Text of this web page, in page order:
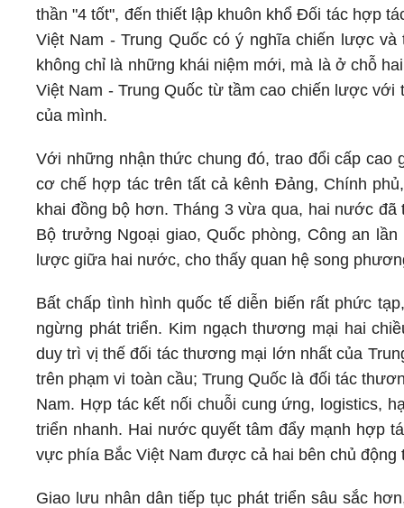
thần "4 tốt", đến thiết lập khuôn khổ Đối tác hợp
Việt Nam - Trung Quốc có ý nghĩa chiến lược
không chỉ là những khái niệm mới, mà là ở chỗ
Việt Nam - Trung Quốc từ tầm cao chiến lược
của mình.
Với những nhận thức chung đó, trao đổi cấp
cơ chế hợp tác trên tất cả kênh Đảng, Chính
khai đồng bộ hơn. Tháng 3 vừa qua, hai nước
Bộ trưởng Ngoại giao, Quốc phòng, Công an
lược giữa hai nước, cho thấy quan hệ song
Bất chấp tình hình quốc tế diễn biến rất phức
ngừng phát triển. Kim ngạch thương mại hai
duy trì vị thế đối tác thương mại lớn nhất của
trên phạm vi toàn cầu; Trung Quốc là đối tác
Nam. Hợp tác kết nối chuỗi cung ứng, logistics,
triển nhanh. Hai nước quyết tâm đẩy mạnh hợp
vực phía Bắc Việt Nam được cả hai bên chủ động
Giao lưu nhân dân tiếp tục phát triển sâu sắc